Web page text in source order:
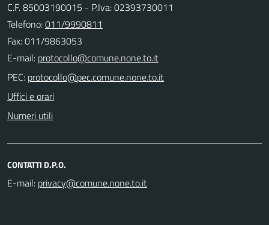
C.F. 85003190015 - P.Iva: 02393730011
Telefono:011/9990811
Fax: 011/9863053
E-mail:
PEC:
Uffici e orari
Numeri utili
CONTATTI D.P.O.
E-mail: